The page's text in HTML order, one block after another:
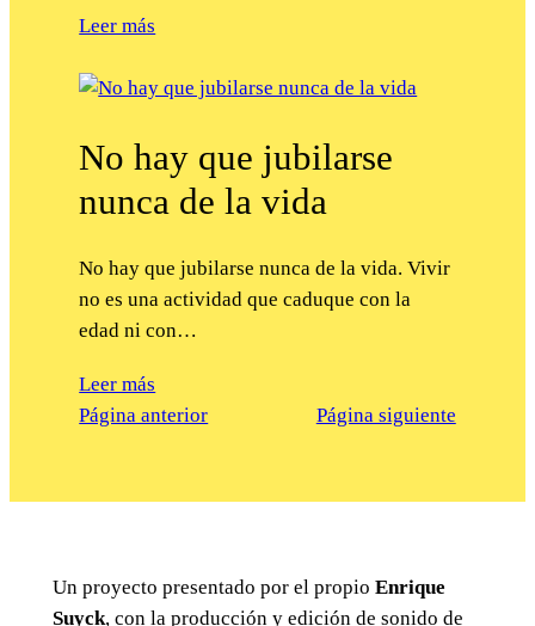
Leer más
No hay que jubilarse
nunca de la vida
No hay que jubilarse nunca de la vida. Vivir
no es una actividad que caduque con la
edad ni con…
Leer más
Página anterior
Página siguiente
Un proyecto presentado por el propio Enrique
Suyck, con la producción y edición de sonido de